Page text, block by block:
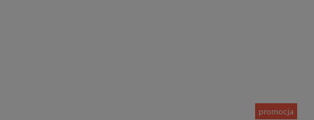
promocja